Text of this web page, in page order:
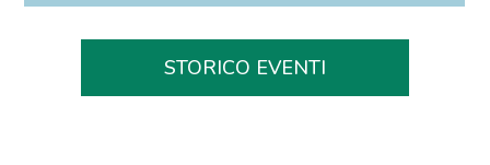
STORICO EVENTI